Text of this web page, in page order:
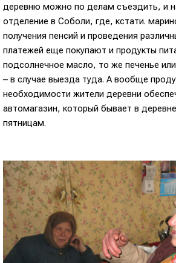
деревню можно по делам съездить, и
отделение в Соболи, где, кстати.
получения пенсий и проведения
платежей еще покупают и продукты
подсолнечное масло, то же печенье
– в случае выезда туда. А вообще
необходимости жители деревни
автомагазин, который бывает в
пятницам.